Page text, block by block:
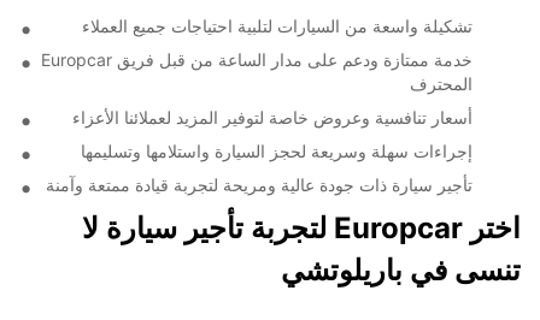
تشكيلة واسعة من السيارات لتلبية احتياجات جميع العملاء
خدمة ممتازة ودعم على مدار الساعة من قبل فريق Europcar
المحترف
أسعار تنافسية وعروض خاصة لتوفير المزيد لعملائنا الأعزاء
إجراءات سهلة وسريعة لحجز السيارة واستلامها وتسليمها
تأجير سيارة ذات جودة عالية ومريحة لتجربة قيادة ممتعة وآمنة
اختر Europcar لتجربة تأجير سيارة لا
تنسى في باريلوتشي